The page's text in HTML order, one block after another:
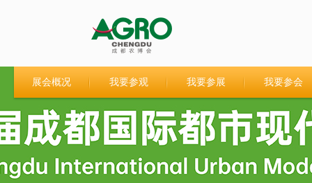
展会概况 我要参观 我要参展 我要参会